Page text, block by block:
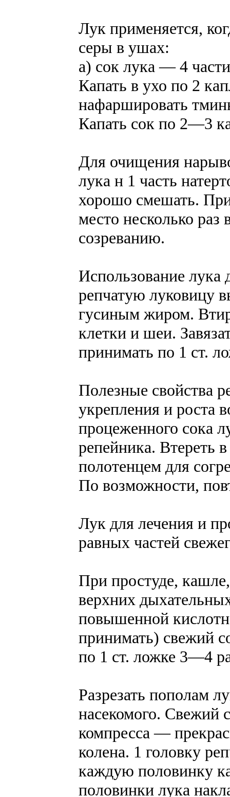
Лук применяется,
серы в ушах:
а) сок лука — 4
Капать в ухо по 2
нафаршировать
Капать сок по 2—3
Для очищения
лука н 1 часть
хорошо смешать.
место несколько
созреванию.
Использование
репчатую луковицу
гусиным жиром.
клетки и шеи.
принимать по 1 ст.
Полезные свойства
укрепления и роста
процеженного сока
репейника. Втереть
полотенцем для
По возможности,
Лук для лечения и
равных частей
При простуде,
верхних
повышенной
принимать) свежий
по 1 ст. ложке 3—4
Разрезать пополам
насекомого. Свежий
компресса —
колена. 1 головку
каждую половинку
половинки лука